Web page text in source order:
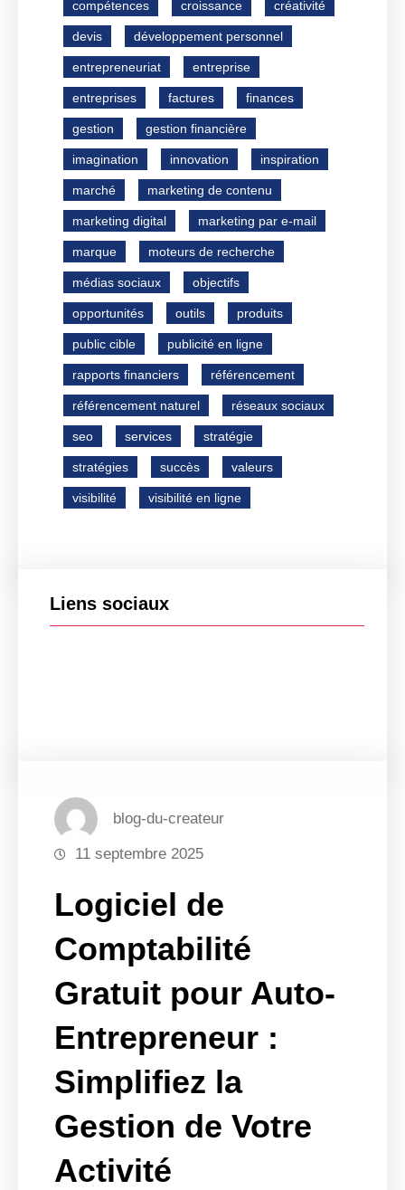
compétences croissance créativité
devis développement personnel
entrepreneuriat entreprise
entreprises factures finances
gestion gestion financière
imagination innovation inspiration
marché marketing de contenu
marketing digital marketing par e-mail
marque moteurs de recherche
médias sociaux objectifs
opportunités outils produits
public cible publicité en ligne
rapports financiers référencement
référencement naturel réseaux sociaux
seo services stratégie
stratégies succès valeurs
visibilité visibilité en ligne
Liens sociaux
blog-du-createur
11 septembre 2025
Logiciel de
Comptabilité
Gratuit pour Auto-
Entrepreneur :
Simplifiez la
Gestion de Votre
Activité